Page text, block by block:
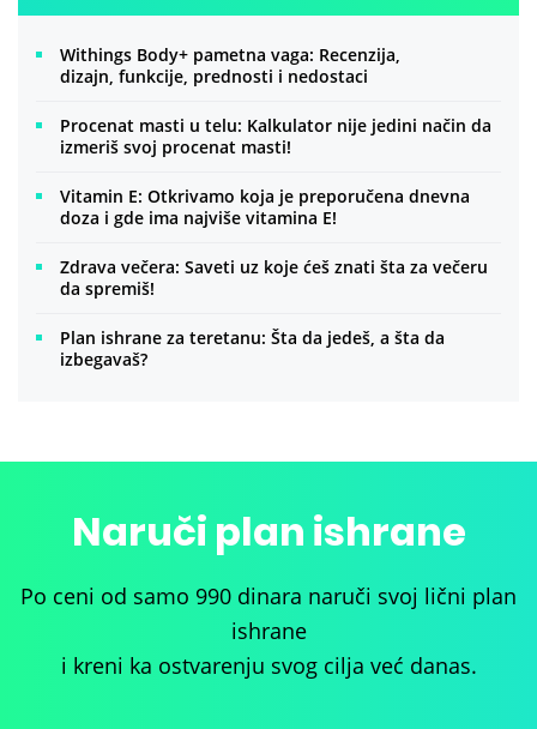
Withings Body+ pametna vaga: Recenzija,
dizajn, funkcije, prednosti i nedostaci
Procenat masti u telu: Kalkulator nije jedini način da
izmeriš svoj procenat masti!
Vitamin E: Otkrivamo koja je preporučena dnevna
doza i gde ima najviše vitamina E!
Zdrava večera: Saveti uz koje ćeš znati šta za večeru
da spremiš!
Plan ishrane za teretanu: Šta da jedeš, a šta da
izbegavaš?
Naruči plan ishrane
Po ceni od samo 990 dinara naruči svoj lični plan
ishrane
i kreni ka ostvarenju svog cilja već danas.